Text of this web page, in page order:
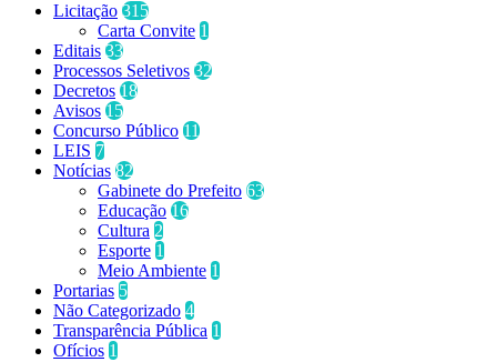
Licitação 315
Carta Convite 1
Editais 33
Processos Seletivos 32
Decretos 18
Avisos 15
Concurso Público 11
LEIS 7
Notícias 82
Gabinete do Prefeito 63
Educação 16
Cultura 2
Esporte 1
Meio Ambiente 1
Portarias 5
Não Categorizado 4
Transparência Pública 1
Ofícios 1